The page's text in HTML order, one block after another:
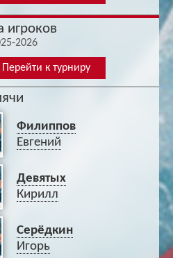
игроков
2026
Перейти к турниру
Филиппов
Евгений
Девятых
Кирилл
Серёдкин
Игорь